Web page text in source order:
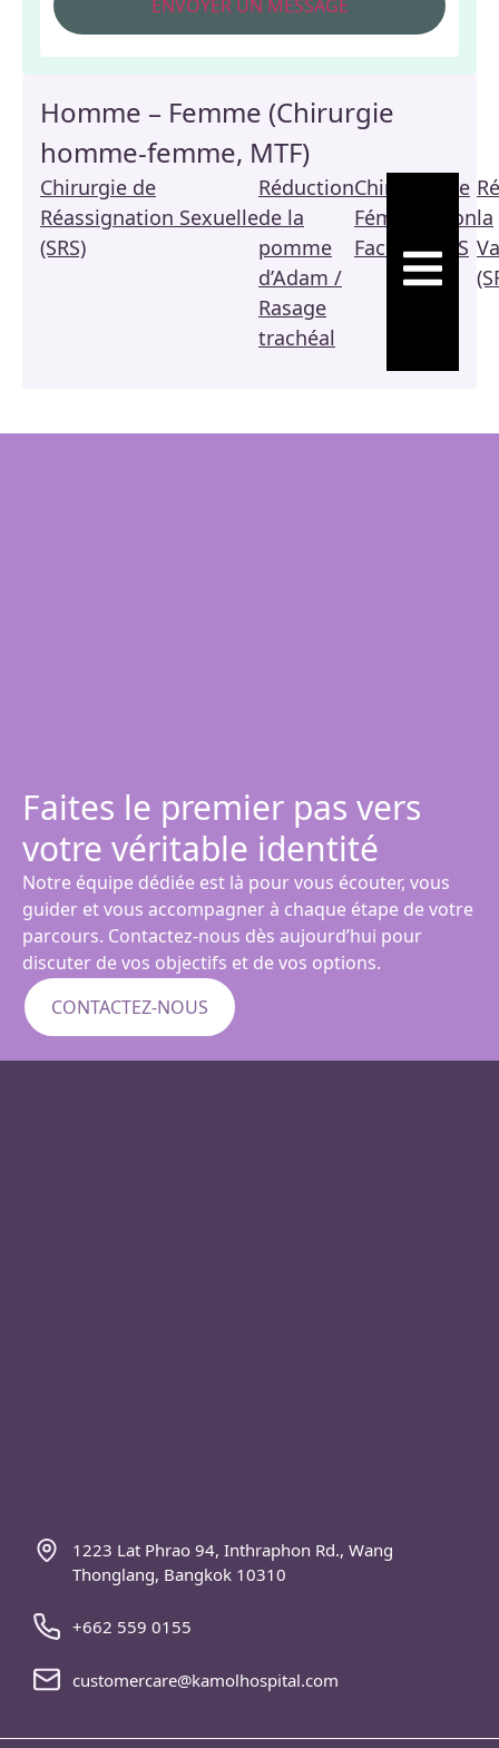
Homme – Femme (Chirurgie
homme-femme, MTF)
Chirurgie de
Réassignation Sexuelle
(SRS)
Réduction
de la
pomme
d’Adam /
Rasage
trachéal
Chirurgie de
Féminisation
Faciale / FFS
la
Faites le premier pas vers
votre véritable identité
Notre équipe dédiée est là pour vous écouter, vous
guider et vous accompagner à chaque étape de votre
parcours. Contactez-nous dès aujourd’hui pour
discuter de vos objectifs et de vos options.
CONTACTEZ-NOUS
MTF)
FTM)
La chirurgie esthétique du corps.